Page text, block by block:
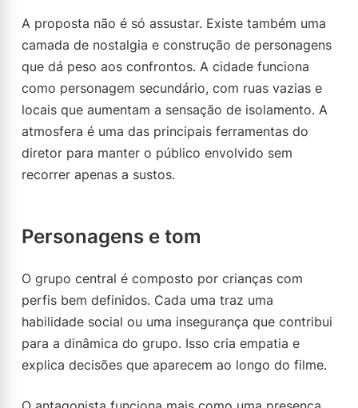
A proposta não é só assustar. Existe também uma
camada de nostalgia e construção de personagens
que dá peso aos confrontos. A cidade funciona
como personagem secundário, com ruas vazias e
locais que aumentam a sensação de isolamento. A
atmosfera é uma das principais ferramentas do
diretor para manter o público envolvido sem
recorrer apenas a sustos.
Personagens e tom
O grupo central é composto por crianças com
perfis bem definidos. Cada uma traz uma
habilidade social ou uma insegurança que contribui
para a dinâmica do grupo. Isso cria empatia e
explica decisões que aparecem ao longo do filme.